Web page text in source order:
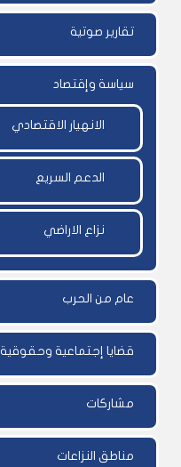
تقارير صوتية
سياسة وإقتصاد
الانهيار الاقتصادي
الدعم السريع
نزاع الاراضي
عام من الحرب
قضايا إجتماعية وحقوقية
مشاركات
مناطق النزاعات